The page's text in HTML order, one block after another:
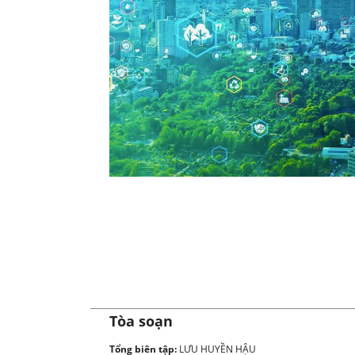
Ủ
Tòa soạn
Tổng biên tập: LƯU HUYỀN HẬU